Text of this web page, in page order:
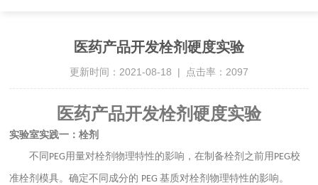
医药产品开发栓剂硬度实验
更新时间：2021-08-18 | 点击率：2097
医药产品开发栓剂硬度实验
实验室实践一：栓剂
不同 PEG 用量对栓剂物理特性的影响，在制备栓剂之前用 PEG校
准栓剂模具。确定不同成分的 PEG基质对栓剂物理特性的影响。